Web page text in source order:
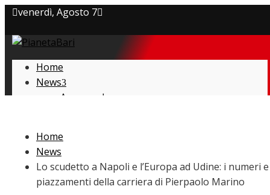
venerdì, Agosto 7
Privacy policy
Cookie Policy
Home
News
Amarcord
Giovanili
Le pagelle
Interviste
Focus
Home
News
Lo scudetto a Napoli e l’Europa ad Udine: i numeri
piazzamenti della carriera di Pierpaolo Marino